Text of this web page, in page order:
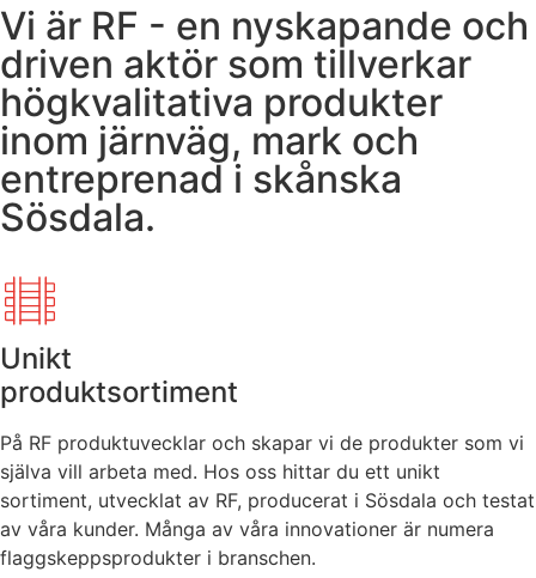
Vi är RF - en nyskapande och
driven aktör som tillverkar
högkvalitativa produkter
inom järnväg, mark och
entreprenad i skånska
Sösdala.
Unikt
produktsortiment
På RF produktuvecklar och skapar vi de produkter som vi
själva vill arbeta med. Hos oss hittar du ett unikt
sortiment, utvecklat av RF, producerat i Sösdala och testat
av våra kunder. Många av våra innovationer är numera
flaggskeppsprodukter i branschen.